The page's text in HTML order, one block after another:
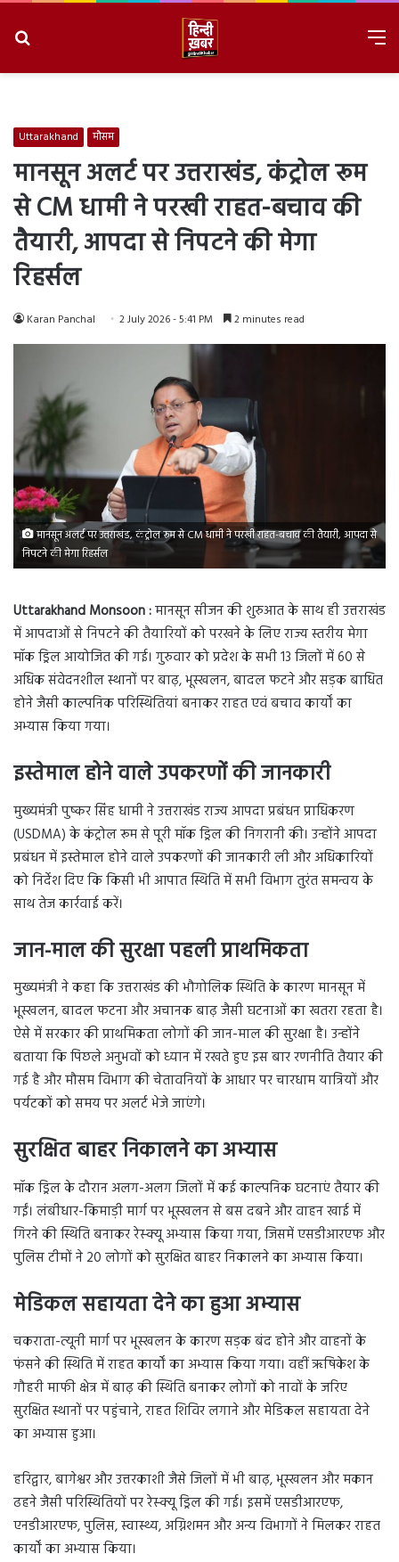
Uttarakhand मौसम
मानसून अलर्ट पर उत्तराखंड, कंट्रोल रूम
से CM धामी ने परखी राहत-बचाव की
तैयारी, आपदा से निपटने की मेगा
रिहर्सल
Karan Panchal 2 July 2026 - 5:41 PM 2 minutes read
मानसून अलर्ट पर उत्तराखंड, कंट्रोल रूम से CM धामी ने परखी राहत-बचाव की तैयारी, आपदा से
निपटने की मेगा रिहर्सल
Uttarakhand Monsoon :मानसून सीजन की शुरुआत के साथ ही उत्तराखंड
में आपदाओं से निपटने की तैयारियों को परखने के लिए राज्य स्तरीय मेगा
मॉक ड्रिल आयोजित की गई। गुरुवार को प्रदेश के सभी 13 जिलों में 60 से
अधिक संवेदनशील स्थानों पर बाढ़, भूस्खलन, बादल फटने और सड़क बाधित
होने जैसी काल्पनिक परिस्थितियां बनाकर राहत एवं बचाव कार्यों का
अभ्यास किया गया।
इस्तेमाल होने वाले उपकरणों की जानकारी
मुख्यमंत्री पुष्कर सिंह धामी ने उत्तराखंड राज्य आपदा प्रबंधन प्राधिकरण
(USDMA) के कंट्रोल रूम से पूरी मॉक ड्रिल की निगरानी की। उन्होंने आपदा
प्रबंधन में इस्तेमाल होने वाले उपकरणों की जानकारी ली और अधिकारियों
को निर्देश दिए कि किसी भी आपात स्थिति में सभी विभाग तुरंत समन्वय के
साथ तेज कार्रवाई करें।
जान-माल की सुरक्षा पहली प्राथमिकता
मुख्यमंत्री ने कहा कि उत्तराखंड की भौगोलिक स्थिति के कारण मानसून में
भूस्खलन, बादल फटना और अचानक बाढ़ जैसी घटनाओं का खतरा रहता है।
ऐसे में सरकार की प्राथमिकता लोगों की जान-माल की सुरक्षा है। उन्होंने
बताया कि पिछले अनुभवों को ध्यान में रखते हुए इस बार रणनीति तैयार की
गई है और मौसम विभाग की चेतावनियों के आधार पर चारधाम यात्रियों और
पर्यटकों को समय पर अलर्ट भेजे जाएंगे।
सुरक्षित बाहर निकालने का अभ्यास
मॉक ड्रिल के दौरान अलग-अलग जिलों में कई काल्पनिक घटनाएं तैयार की
गईं। लंबीधार-किमाड़ी मार्ग पर भूस्खलन से बस दबने और वाहन खाई में
गिरने की स्थिति बनाकर रेस्क्यू अभ्यास किया गया, जिसमें एसडीआरएफ और
पुलिस टीमों ने 20 लोगों को सुरक्षित बाहर निकालने का अभ्यास किया।
मेडिकल सहायता देने का हुआ अभ्यास
चकराता-त्यूनी मार्ग पर भूस्खलन के कारण सड़क बंद होने और वाहनों के
फंसने की स्थिति में राहत कार्यों का अभ्यास किया गया। वहीं ऋषिकेश के
गौहरी माफी क्षेत्र में बाढ़ की स्थिति बनाकर लोगों को नावों के जरिए
सुरक्षित स्थानों पर पहुंचाने, राहत शिविर लगाने और मेडिकल सहायता देने
का अभ्यास हुआ।
हरिद्वार, बागेश्वर और उत्तरकाशी जैसे जिलों में भी बाढ़, भूस्खलन और मकान
ढहने जैसी परिस्थितियों पर रेस्क्यू ड्रिल की गई। इसमें एसडीआरएफ,
एनडीआरएफ, पुलिस, स्वास्थ्य, अग्निशमन और अन्य विभागों ने मिलकर राहत
कार्यों का अभ्यास किया।